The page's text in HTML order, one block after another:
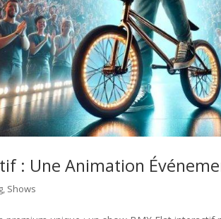
: Une Animation
, Shows